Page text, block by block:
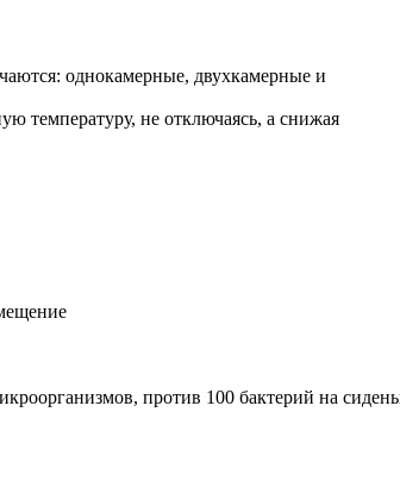
однокамерные, двухкамерные и
температуру, не отключаясь, а снижая
против 100 бактерий на